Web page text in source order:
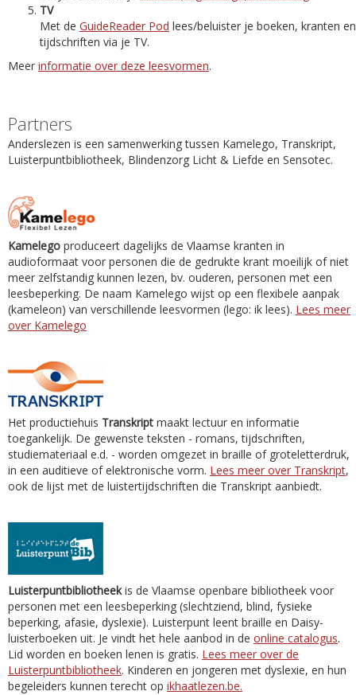
TV
Met de GuideReader Pod lees/beluister je boeken, kranten en
tijdschriften via je TV.
Meer informatie over deze leesvormen.
Partners
Anderslezen is een samenwerking tussen Kamelego, Transkript,
Luisterpuntbibliotheek, Blindenzorg Licht & Liefde en Sensotec.
Kamelego produceert dagelijks de Vlaamse kranten in
audioformaat voor personen die de gedrukte krant moeilijk of niet
meer zelfstandig kunnen lezen, bv. ouderen, personen met een
leesbeperking. De naam Kamelego wijst op een flexibele aanpak
(kameleon) van verschillende leesvormen (lego: ik lees). Lees meer
over Kamelego
Het productiehuis Transkript maakt lectuur en informatie
toegankelijk. De gewenste teksten - romans, tijdschriften,
studiemateriaal e.d. - worden omgezet in braille of groteletterdruk,
in een auditieve of elektronische vorm. Lees meer over Transkript,
ook de lijst met de luistertijdschriften die Transkript aanbiedt.
Luisterpuntbibliotheekis de Vlaamse openbare bibliotheek voor
personen met een leesbeperking (slechtziend, blind, fysieke
beperking, afasie, dyslexie). Luisterpunt leent braille en Daisy-
luisterboeken uit. Je vindt het hele aanbod in de online catalogus.
Lid worden en boeken lenen is gratis. Lees meer over de
Luisterpuntbibliotheek. Kinderen en jongeren met dyslexie, en hun
begeleiders kunnen terecht op ikhaatlezen.be.